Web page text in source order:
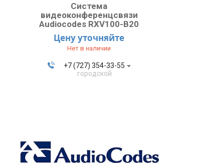
Система
видеоконференцсвязи
Audiocodes RXV100-B20
Цену уточняйте
Нет в наличии
+7 (727) 354-33-55
городской